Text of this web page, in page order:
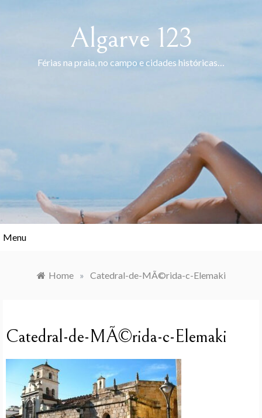
Algarve 123
Férias na praia, no campo e cidades históricas…
Menu
Home » Catedral-de-MÃ©rida-c-Elemaki
Catedral-de-MÃ©rida-c-Elemaki